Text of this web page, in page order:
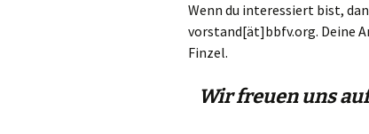
Wenn du inter­es­siert bist,
vorstand[ät]bbfv.org. Dei­ne
Finzel.
Wir freuen uns